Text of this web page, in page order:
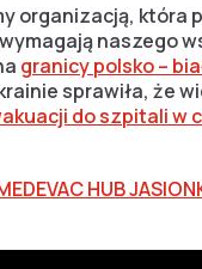
organizacją, która
naszego
granicy polsko –
sprawiła, że
do szpitali w
HUB